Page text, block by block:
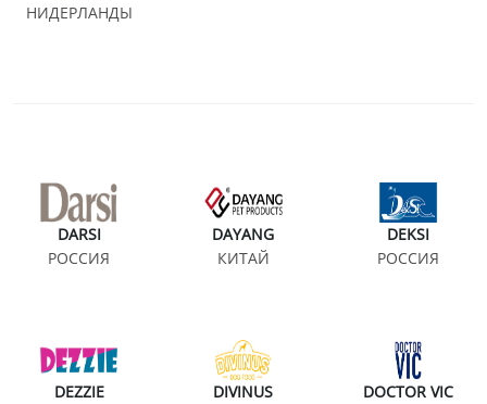
НИДЕРЛАНДЫ
DARSI
РОССИЯ
DAYANG
КИТАЙ
DEKSI
РОССИЯ
DEZZIE
DIVINUS
DOCTOR VIC